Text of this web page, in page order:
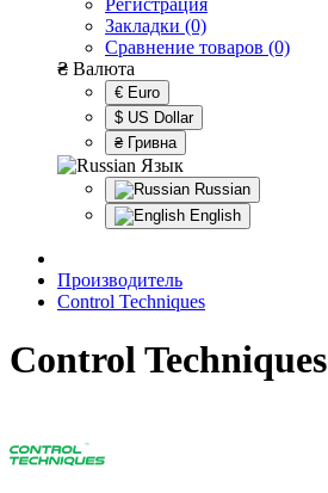
Закладки (0)
Сравнение товаров (0)
₴ Валюта
€ Euro
$ US Dollar
₴ Гривна
Язык
Russian
English
Производитель
Control Techniques
Control Techniques